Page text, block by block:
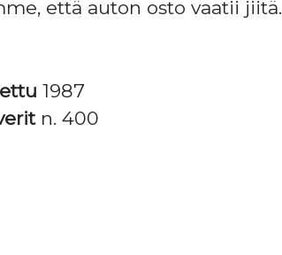
että auton osto vaatii jiitä.
1987
n. 400